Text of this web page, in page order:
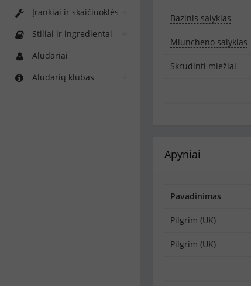
Įrankiai ir skaičiuoklės
Stiliai ir ingredientai
Aludariai
Aludarių klubas
Bazinis salyklas
Miuncheno salyklas
Skrudinti miežiai
Apyniai
Pavadinimas
Pilgrim (UK)
Pilgrim (UK)